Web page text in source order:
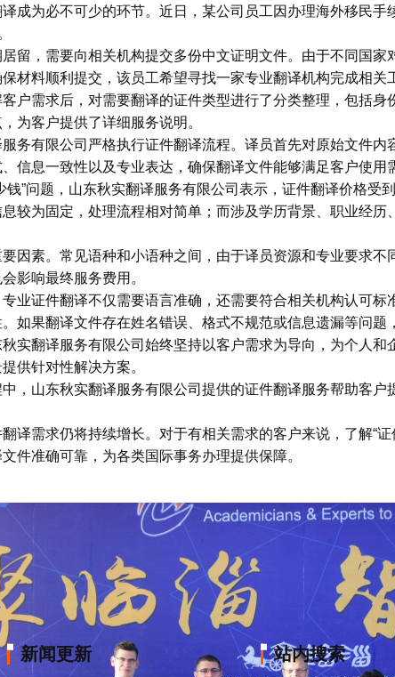
成为必不可少的环节。近日，某公司员工因办理海外移民
留，需要向相关机构提交多份中文证明文件。由于不同国
材料顺利提交，该员工希望寻找一家专业翻译机构完成相关
户需求后，对需要翻译的证件类型进行了分类整理，包括
为客户提供了详细服务说明。
务有限公司严格执行证件翻译流程。译员首先对原始文件
信息一致性以及专业表达，确保翻译文件能够满足客户使用
钱”问题，山东秋实翻译服务有限公司表示，证件翻译价格受
较为固定，处理流程相对简单；而涉及学历背景、职业经
因素。常见语种和小语种之间，由于译员资源和专业要求
影响最终服务费用。
业证件翻译不仅需要语言准确，还需要符合相关机构认可标
如果翻译文件存在姓名错误、格式不规范或信息遗漏等问题
实翻译服务有限公司始终坚持以客户需求为导向，为个人
供针对性解决方案。
，山东秋实翻译服务有限公司提供的证件翻译服务帮助客
译需求仍将持续增长。对于有相关需求的客户来说，了解“
件准确可靠，为各类国际事务办理提供保障。
新闻更新 站内搜索